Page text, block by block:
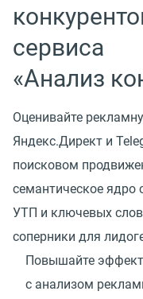
сервиса
«Анализ
Оценивайте
Яндекс.Директ и
поисковом
семантическое ядро
УТП и ключевых
соперники для
Повышайте
с анализом